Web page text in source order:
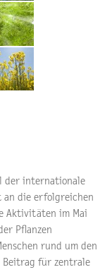
der internationale
an die erfolgreichen
Aktivitäten im Mai
Pflanzen
rund um den
Beitrag für zentrale